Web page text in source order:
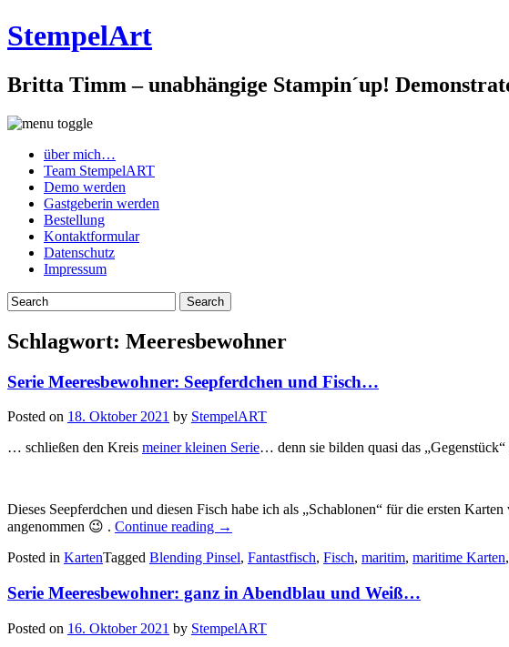
StempelArt
Britta Timm – unabhängige Stampin´up!
über mich…
Team StempelART
Demo werden
Gastgeberin werden
Bestellung
Kontaktformular
Datenschutz
Impressum
Schlagwort: Meeresbewohner
Serie Meeresbewohner: Seepferdchen und Fisch…
Posted on 18. Oktober 2021 by StempelART
… schließen den Kreis meiner kleinen Serie… denn sie bilden quasi das „Gegenstück“
Dieses Seepferdchen und diesen Fisch habe ich als „Schablonen“ für die ersten
angenommen 😉 . Continue reading
„Serie
Seepferdchen
Fisch…“
→
Posted in KartenTagged Blending Pinsel, Fantastfisch, Fisch, maritim, maritime Karten,
Serie Meeresbewohner: ganz in Abendblau und Weiß…
Posted on 16. Oktober 2021 by StempelART